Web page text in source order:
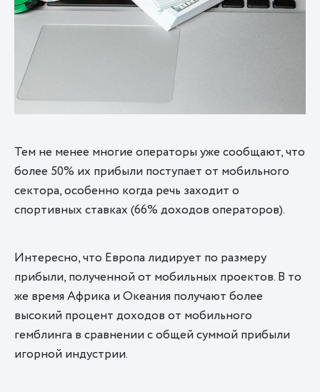
Тем не менее многие операторы уже сообщают, что
более 50% их прибыли поступает от мобильного
сектора, особенно когда речь заходит о
спортивных ставках (66% доходов операторов).
Интересно, что Европа лидирует по размеру
прибыли, полученной от мобильных проектов. В то
же время Африка и Океания получают более
высокий процент доходов от мобильного
гемблинга в сравнении с общей суммой прибыли
игорной индустрии.